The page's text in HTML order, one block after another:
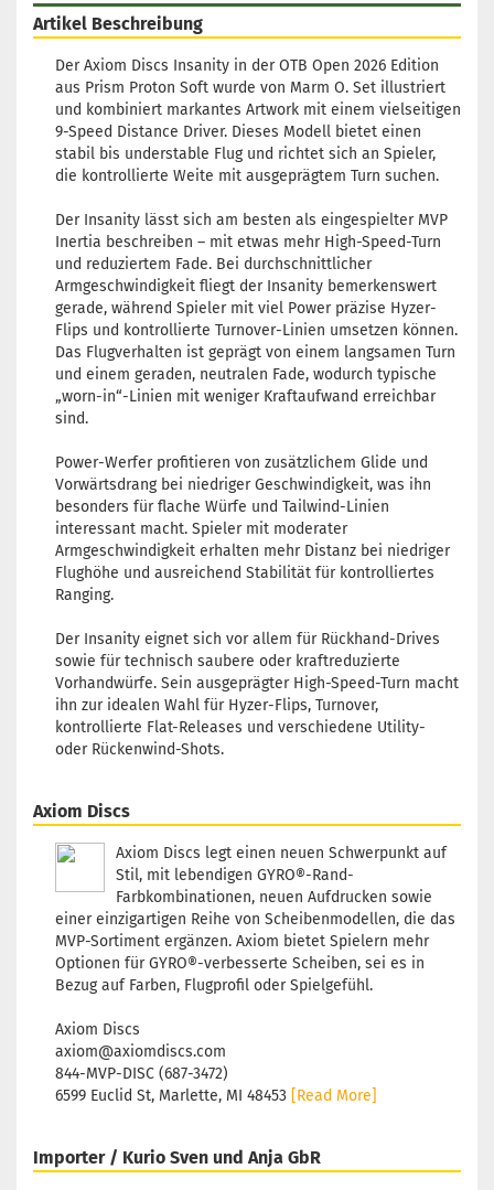
Artikel Beschreibung
Der Axiom Discs Insanity in der OTB Open 2026 Edition
aus Prism Proton Soft wurde von Marm O. Set illustriert
und kombiniert markantes Artwork mit einem vielseitigen
9-Speed Distance Driver. Dieses Modell bietet einen
stabil bis understable Flug und richtet sich an Spieler,
die kontrollierte Weite mit ausgeprägtem Turn suchen.
Der Insanity lässt sich am besten als eingespielter MVP
Inertia beschreiben – mit etwas mehr High-Speed-Turn
und reduziertem Fade. Bei durchschnittlicher
Armgeschwindigkeit fliegt der Insanity bemerkenswert
gerade, während Spieler mit viel Power präzise Hyzer-
Flips und kontrollierte Turnover-Linien umsetzen können.
Das Flugverhalten ist geprägt von einem langsamen Turn
und einem geraden, neutralen Fade, wodurch typische
„worn-in“-Linien mit weniger Kraftaufwand erreichbar
sind.
Power-Werfer profitieren von zusätzlichem Glide und
Vorwärtsdrang bei niedriger Geschwindigkeit, was ihn
besonders für flache Würfe und Tailwind-Linien
interessant macht. Spieler mit moderater
Armgeschwindigkeit erhalten mehr Distanz bei niedriger
Flughöhe und ausreichend Stabilität für kontrolliertes
Ranging.
Der Insanity eignet sich vor allem für Rückhand-Drives
sowie für technisch saubere oder kraftreduzierte
Vorhandwürfe. Sein ausgeprägter High-Speed-Turn macht
ihn zur idealen Wahl für Hyzer-Flips, Turnover,
kontrollierte Flat-Releases und verschiedene Utility-
oder Rückenwind-Shots.
Axiom Discs
Axiom Discs legt einen neuen Schwerpunkt auf
Stil, mit lebendigen GYRO®-Rand-
Farbkombinationen, neuen Aufdrucken sowie
einer einzigartigen Reihe von Scheibenmodellen, die das
MVP-Sortiment ergänzen. Axiom bietet Spielern mehr
Optionen für GYRO®-verbesserte Scheiben, sei es in
Bezug auf Farben, Flugprofil oder Spielgefühl.
Axiom Discs
axiom@axiomdiscs.com
844-MVP-DISC (687-3472)
6599 Euclid St, Marlette, MI 48453 [Read More]
Importer / Kurio Sven und Anja GbR